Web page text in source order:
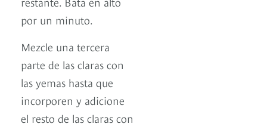
por un minuto.
Mezcle una tercera
parte de las claras con
las yemas hasta que
incorporen y adicione
el resto de las claras con